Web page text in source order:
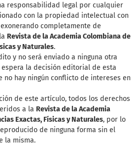
responsabilidad legal por cualquier
con la propiedad intelectual con
completamente de
Revista de la Academia Colombiana de
y Naturales.
y no será enviado a ninguna otra
la decisión editorial de esta
no hay ningún conflicto de intereses en
de este artículo, todos los derechos
a la Revista de la Academia
Exactas, Físicas y Naturales, por lo
de ninguna forma sin el
la misma.